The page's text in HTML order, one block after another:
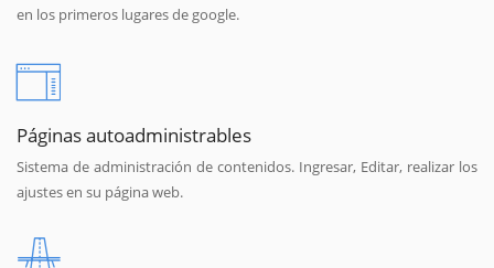
en los primeros lugares de google.
Páginas autoadministrables
Sistema de administración de contenidos. Ingresar, Editar, realizar los
ajustes en su página web.